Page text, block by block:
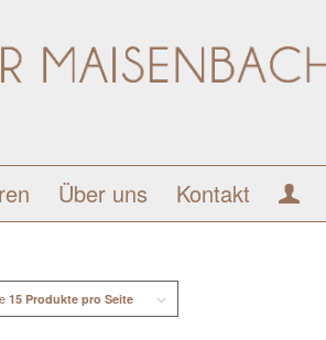
Über uns Kontakt
15 Produkte pro Seite